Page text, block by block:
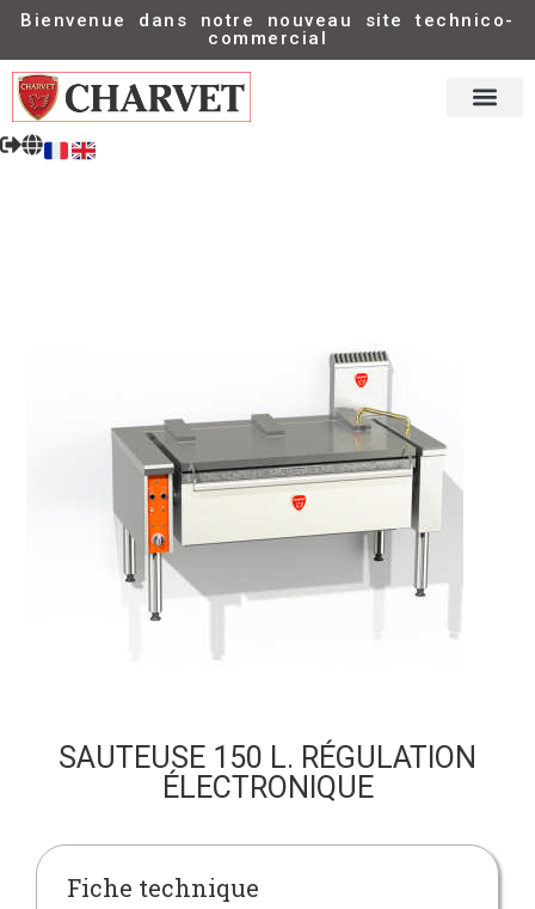
Bienvenue dans notre nouveau site technico-
commercial
SAUTEUSE 150 L. RÉGULATION
ÉLECTRONIQUE
Fiche technique